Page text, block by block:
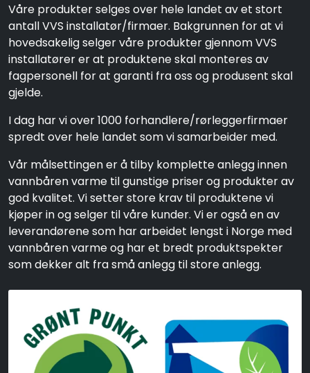
Våre produkter selges over hele landet av et stort
antall VVS installatør/firmaer. Bakgrunnen for at vi
hovedsakelig selger våre produkter gjennom VVS
installatører er at produktene skal monteres av
fagpersonell for at garanti fra oss og produsent skal
gjelde.
I dag har vi over 1000 forhandlere/rørleggerfirmaer
spredt over hele landet som vi samarbeider med.
Vår målsettingen er å tilby komplette anlegg innen
vannbåren varme til gunstige priser og produkter av
god kvalitet. Vi setter store krav til produktene vi
kjøper in og selger til våre kunder. Vi er også en av
leverandørene som har arbeidet lengst i Norge med
vannbåren varme og har et bredt produktspekter
som dekker alt fra små anlegg til store anlegg.